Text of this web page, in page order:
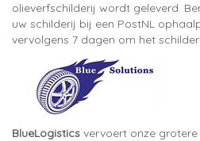
olieverfschilderij wordt geleverd.
uw schilderij bij een PostNL
vervolgens 7 dagen om het
BlueLogistics vervoert onze